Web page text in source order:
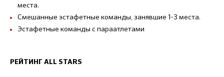
места.
Смешанные эстафетные команды, занявшие 1-3 места.
Эстафетные команды с параатлетами
РЕЙТИНГ ALL STARS